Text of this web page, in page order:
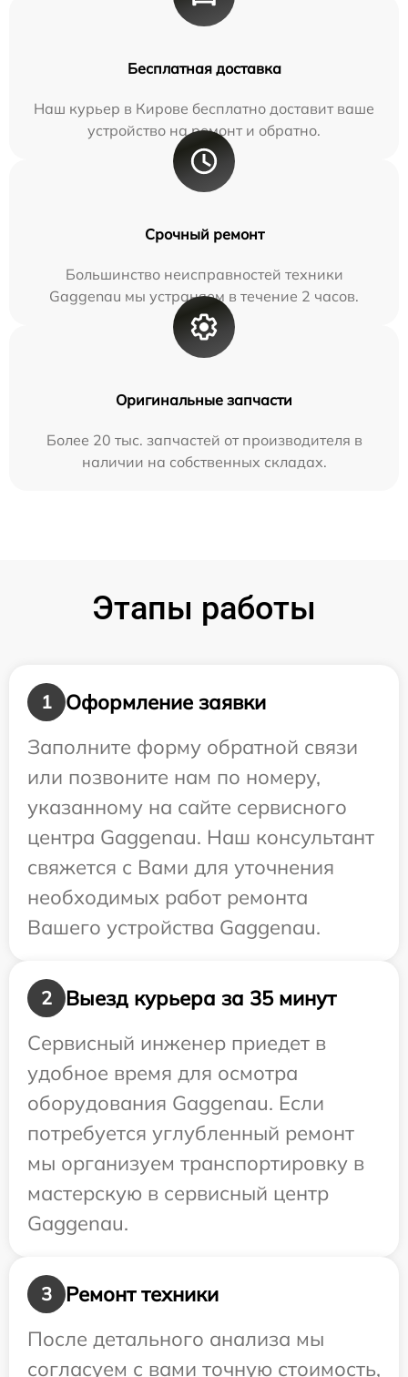
Бесплатная доставка
Наш курьер в Кирове бесплатно доставит ваше
устройство на ремонт и обратно.
Срочный ремонт
Большинство неисправностей техники
Gaggenau мы устраняем в течение 2 часов.
Оригинальные запчасти
Более 20 тыс. запчастей от производителя в
наличии на собственных складах.
Этапы работы
1
Оформление заявки
Заполните форму обратной связи
или позвоните нам по номеру,
указанному на сайте сервисного
центра Gaggenau. Наш консультант
свяжется с Вами для уточнения
необходимых работ ремонта
Вашего устройства Gaggenau.
2
Выезд курьера за 35 минут
Сервисный инженер приедет в
удобное время для осмотра
оборудования Gaggenau. Если
потребуется углубленный ремонт
мы организуем транспортировку в
мастерскую в сервисный центр
Gaggenau.
3
Ремонт техники
После детального анализа мы
согласуем с вами точную стоимость,